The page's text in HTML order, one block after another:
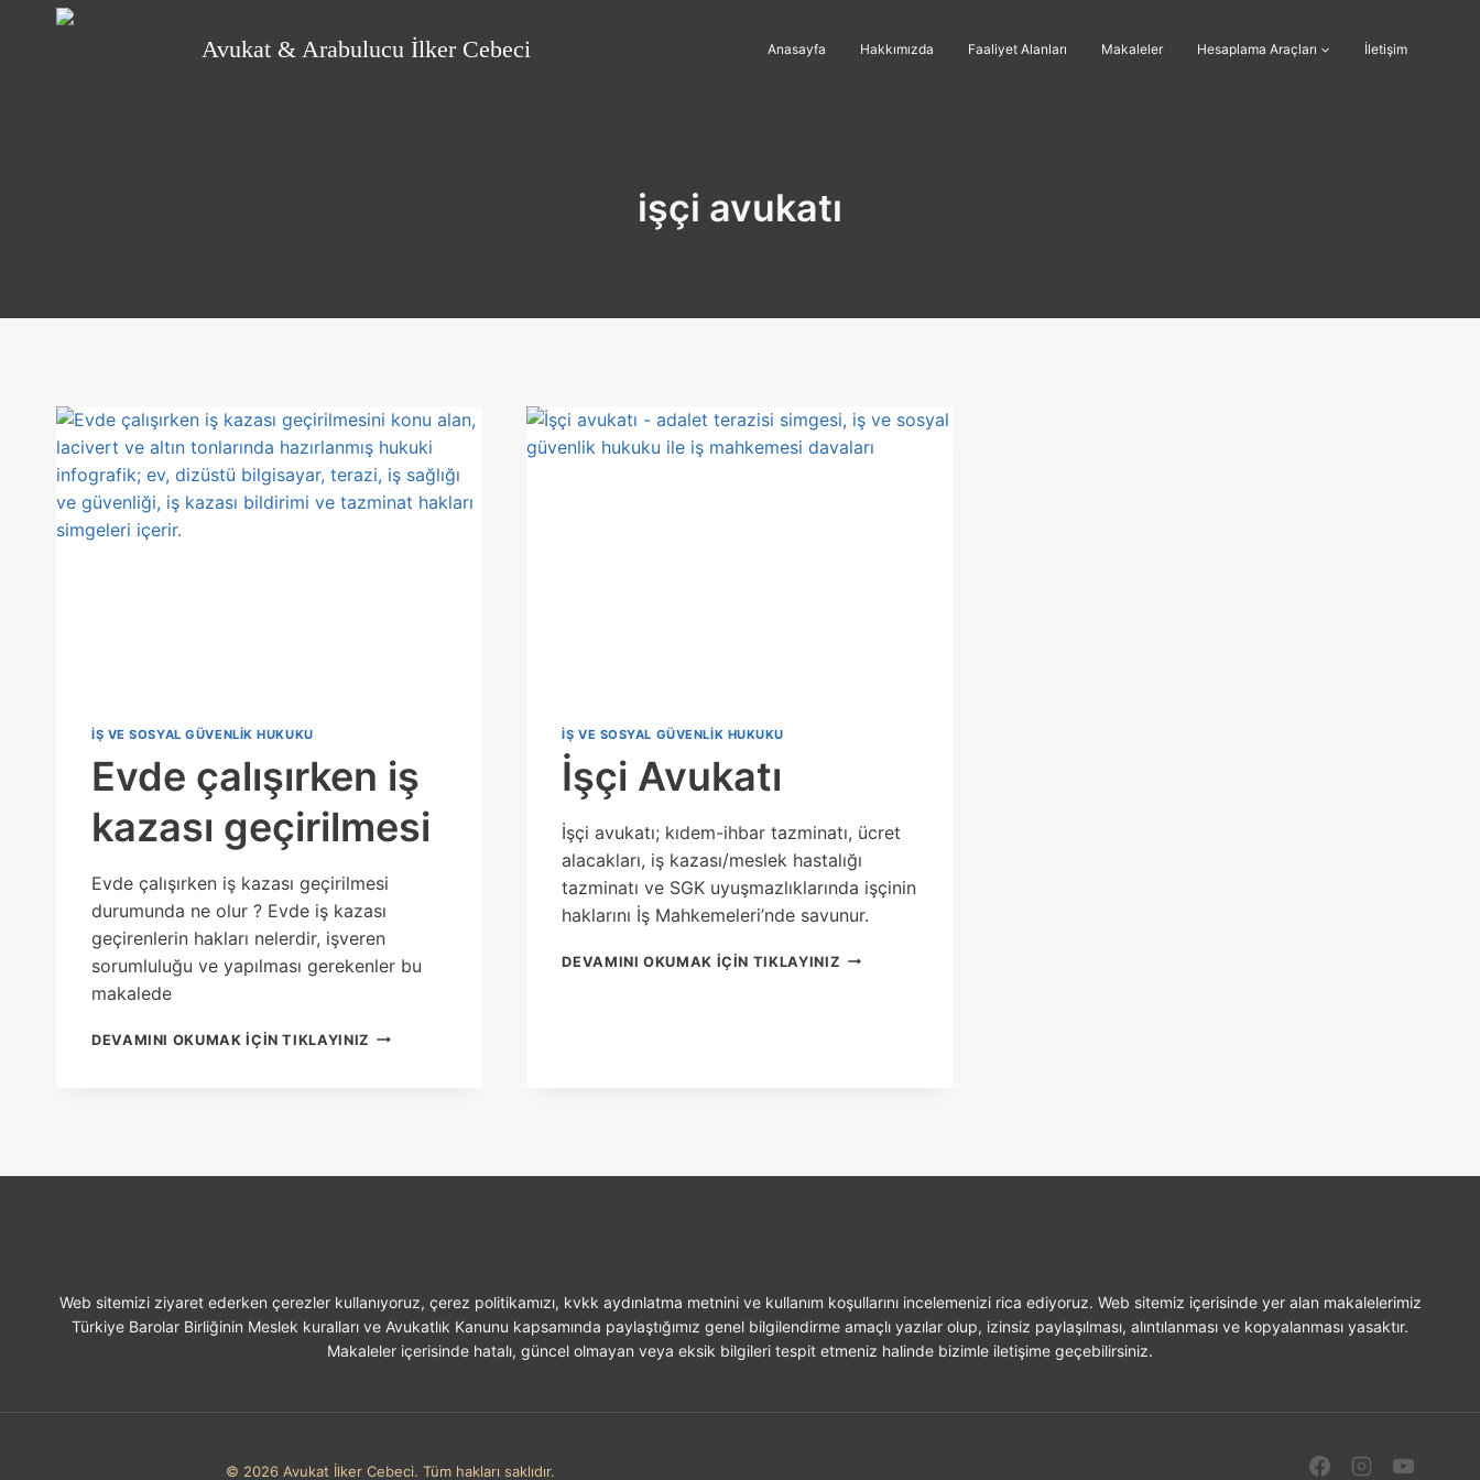
Avukat & Arabulucu İlker Cebeci Anasayfa Hakkımızda Faaliyet Alanları Makaleler Hesaplama Araçları İletişim
işçi avukatı
IŞ VE SOSYAL GÜVENLIK HUKUKU
Evde çalışırken iş
kazası geçirilmesi
Evde çalışırken iş kazası geçirilmesi
durumunda ne olur ? Evde iş kazası
geçirenlerin hakları nelerdir, işveren
sorumluluğu ve yapılması gerekenler bu
makalede
DEVAMINI OKUMAK IÇIN TIKLAYINIZ EVDE
IŞ VE SOSYAL GÜVENLIK HUKUKU
İşçi Avukatı
İşçi avukatı; kıdem-ihbar tazminatı, ücret
alacakları, iş kazası/meslek hastalığı
tazminatı ve SGK uyuşmazlıklarında işçinin
haklarını İş Mahkemeleri’nde savunur.
DEVAMINI OKUMAK IÇIN TIKLAYINIZ İŞÇI
Web sitemizi ziyaret ederken çerezler kullanıyoruz, çerez politikamızı, kvkk aydınlatma metnini ve kullanım koşullarını incelemenizi rica ediyoruz. Web sitemiz içerisinde yer alan makalelerimiz
Türkiye Barolar Birliğinin Meslek kuralları ve Avukatlık Kanunu kapsamında paylaştığımız genel bilgilendirme amaçlı yazılar olup, izinsiz paylaşılması, alıntılanması ve kopyalanması yasaktır.
Makaleler içerisinde hatalı, güncel olmayan veya eksik bilgileri tespit etmeniz halinde bizimle iletişime geçebilirsiniz.
© 2026 Avukat İlker Cebeci. Tüm hakları saklıdır.